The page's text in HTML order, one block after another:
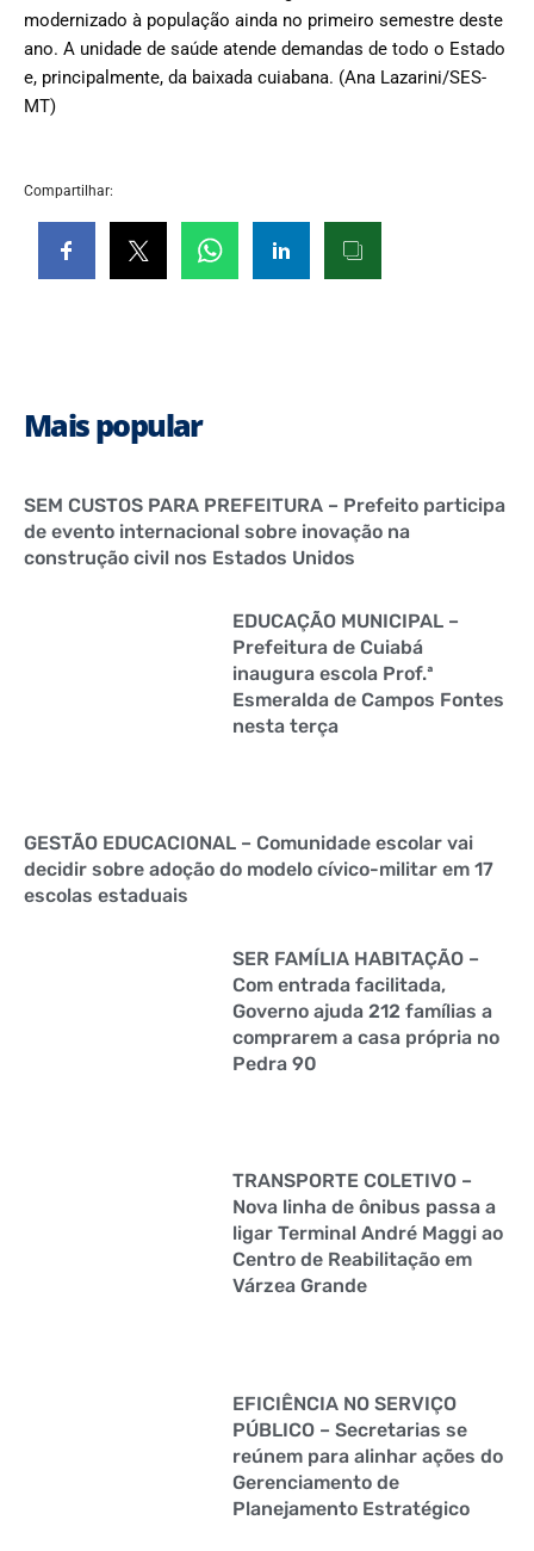
modernizado à população ainda no primeiro semestre deste
ano. A unidade de saúde atende demandas de todo o Estado
e, principalmente, da baixada cuiabana. (Ana Lazarini/SES-
MT)
Compartilhar:
Mais popular
SEM CUSTOS PARA PREFEITURA – Prefeito participa
de evento internacional sobre inovação na
construção civil nos Estados Unidos
EDUCAÇÃO MUNICIPAL –
Prefeitura de Cuiabá
inaugura escola Prof.ª
Esmeralda de Campos Fontes
nesta terça
GESTÃO EDUCACIONAL – Comunidade escolar vai
decidir sobre adoção do modelo cívico-militar em 17
escolas estaduais
SER FAMÍLIA HABITAÇÃO –
Com entrada facilitada,
Governo ajuda 212 famílias a
comprarem a casa própria no
Pedra 90
TRANSPORTE COLETIVO –
Nova linha de ônibus passa a
ligar Terminal André Maggi ao
Centro de Reabilitação em
Várzea Grande
EFICIÊNCIA NO SERVIÇO
PÚBLICO – Secretarias se
reúnem para alinhar ações do
Gerenciamento de
Planejamento Estratégico